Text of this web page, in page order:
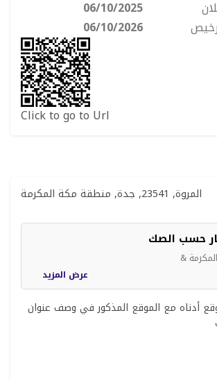
06/10/2025
06/10/2026
Click to go to Url
المروة, 23541, جدة, منطقة مكة المكرمة
حسب الصك
&
عرض المزيد
أدناه مع الموقع المذكور في وصف عنوان